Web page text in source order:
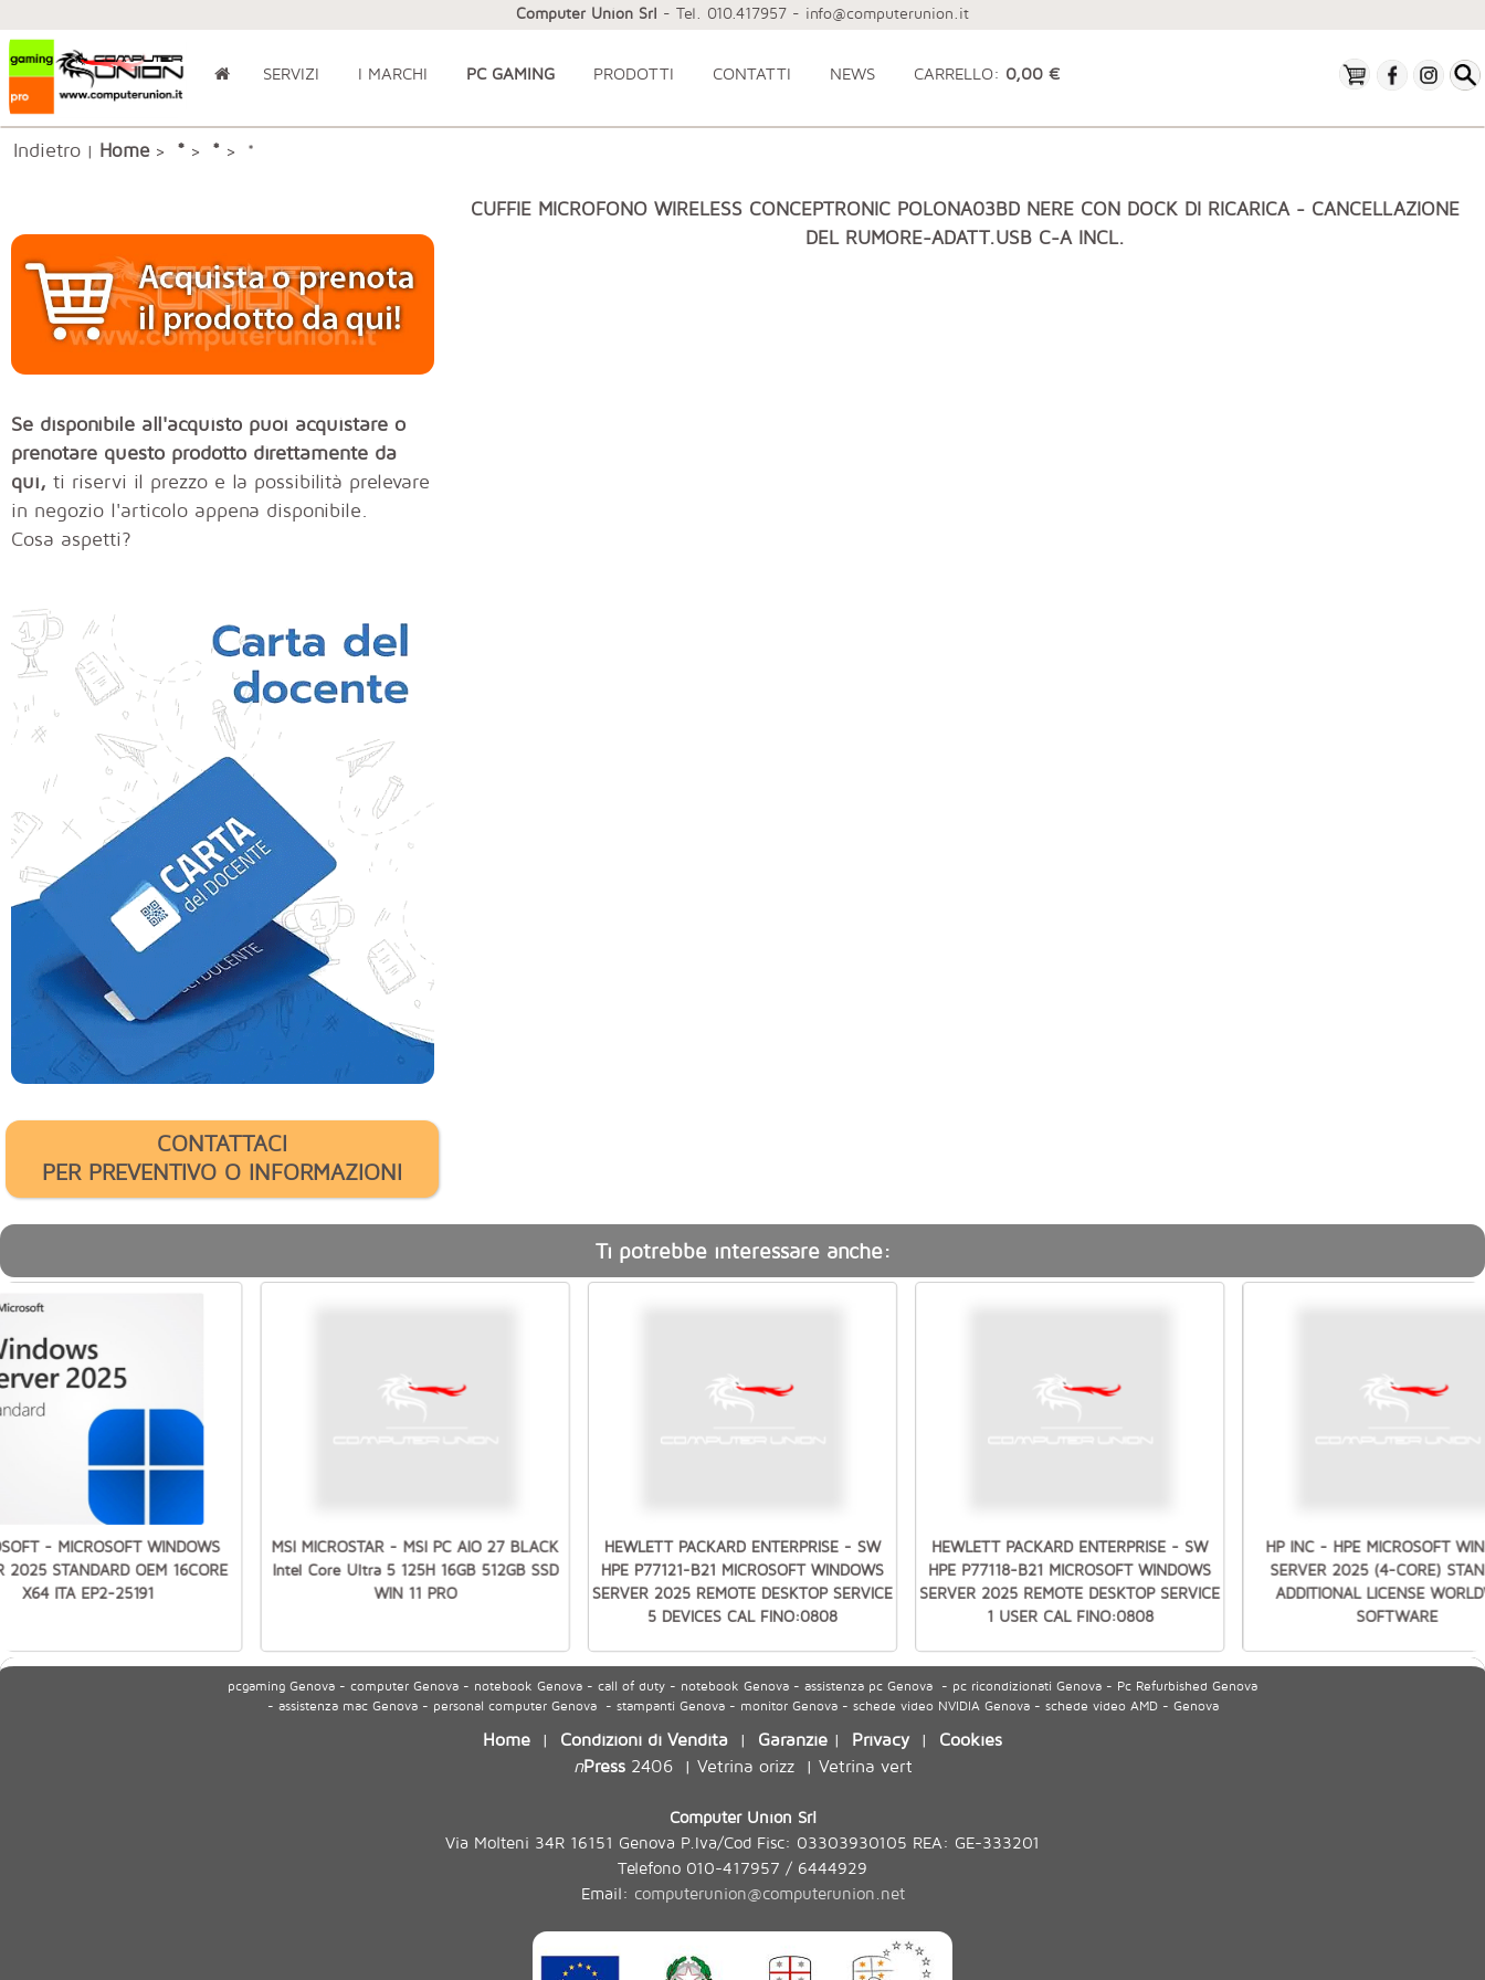
Computer Union Srl - Tel. 010.417957 - info@computerunion.it
SERVIZI I MARCHI PC GAMING PRODOTTI CONTATTI NEWS CARRELLO: 0,00 €
Indietro | Home> * > * > *
Se disponibile all'acquisto puoi acquistare o
prenotare questo prodotto direttamente da
qui, ti riservi il prezzo e la possibilità prelevare
in negozio l'articolo appena disponibile.
Cosa aspetti?
CONTATTACI
PER PREVENTIVO O INFORMAZIONI
CUFFIE MICROFONO WIRELESS CONCEPTRONIC POLONA03BD NERE CON DOCK DI RICARICA - CANCELLAZIONE
DEL RUMORE-ADATT.USB C-A INCL.
Ti potrebbe interessare anche:
MSI MICROSTAR - MSI PC AIO 27 BLACK
Intel Core Ultra 5 125H 16GB 512GB SSD
WIN 11 PRO
HEWLETT PACKARD ENTERPRISE - SW
HPE P77121-B21 MICROSOFT WINDOWS
SERVER 2025 REMOTE DESKTOP SERVICE
5 DEVICES CAL FINO:0808
HEWLETT PACKARD ENTERPRISE - SW
HPE P77118-B21 MICROSOFT WINDOWS
SERVER 2025 REMOTE DESKTOP SERVICE
1 USER CAL FINO:0808
HP INC - HPE MICROSOFT
SERVER 2025 (4-CORE)
ADDITIONAL LICENSE
SOFTWARE
- MICROSOFT WINDOWS
2025 STANDARD OEM 16CORE
X64 ITA EP2-25191
pcgaming Genova - computer Genova - notebook Genova - call of duty - notebook Genova - assistenza pc Genova - pc ricondizionati Genova - Pc Refurbished Genova
- assistenza mac Genova - personal computer Genova - stampanti Genova - monitor Genova - schede video NVIDIA Genova - schede video AMD - Genova
Home | Condizioni di Vendita | Garanzie | Privacy| Cookies
nPress2406| Vetrina orizz| Vetrina vert
Computer Union Srl
Via Molteni 34R 16151 Genova P.Iva/Cod Fisc: 03303930105 REA: GE-333201
Telefono 010-417957 / 6444929
Email: computerunion@computerunion.net